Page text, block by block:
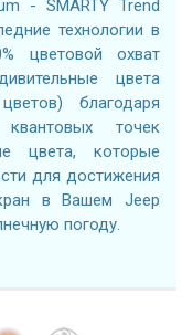
- SMARTY Trend
технологии в
цветовой охват
цвета
благодаря
точек
цвета, которые
для достижения
в Вашем Jeep
погоду.